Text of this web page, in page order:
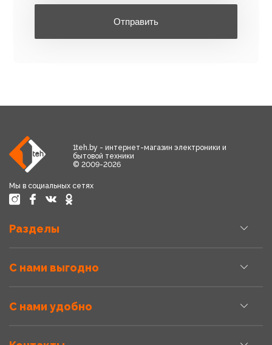
Отправить
1teh.by - интернет-магазин электроники и
бытовой техники
© 2009-2026
Мы в социальных сетях
Разделы
С нами выгодно
С нами удобно